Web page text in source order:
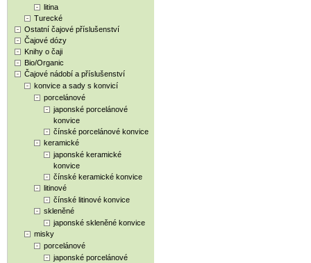
litina
Turecké
Ostatní čajové příslušenství
Čajové dózy
Knihy o čaji
Bio/Organic
Čajové nádobí a příslušenství
konvice a sady s konvicí
porcelánové
japonské porcelánové
konvice
čínské porcelánové konvice
keramické
japonské keramické
konvice
čínské keramické konvice
litinové
čínské litinové konvice
skleněné
japonské skleněné konvice
misky
porcelánové
japonské porcelánové